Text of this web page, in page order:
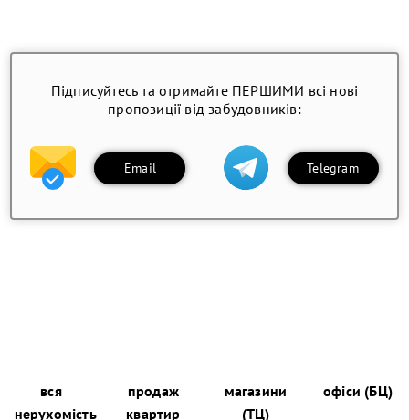
Підписуйтесь та отримайте ПЕРШИМИ всі нові
пропозиції від забудовників:
Email Telegram
вся
нерухомість
продаж
квартир
магазини
(ТЦ)
офіси (БЦ)